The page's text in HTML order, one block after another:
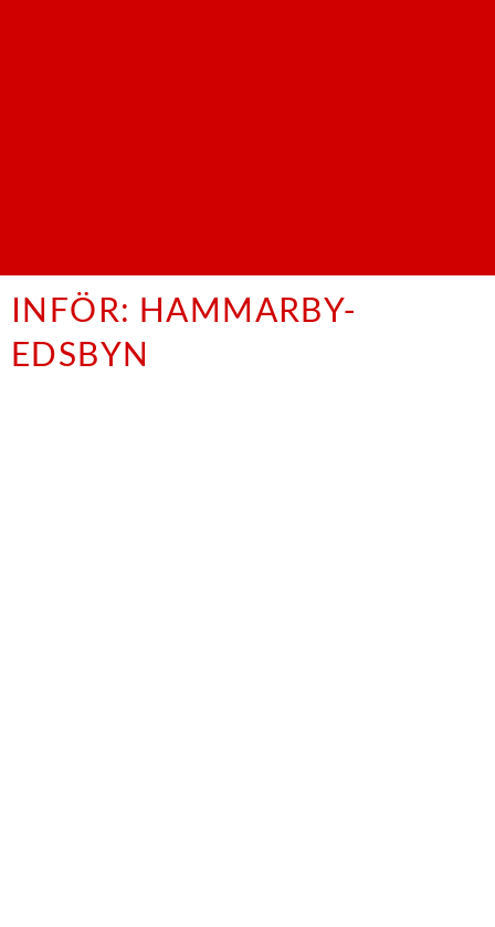
INFÖR: HAMMARBY-
EDSBYN